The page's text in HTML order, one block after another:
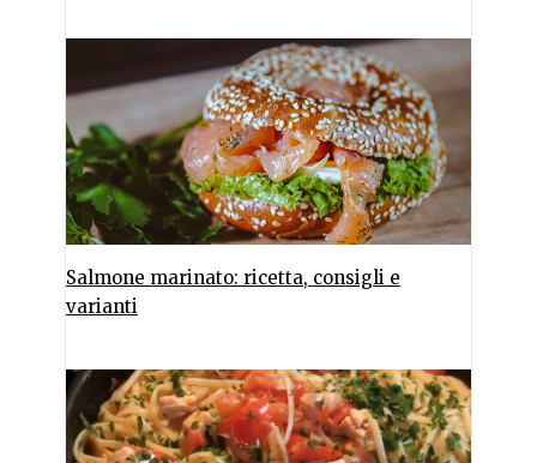
Salmone marinato: ricetta, consigli e
varianti